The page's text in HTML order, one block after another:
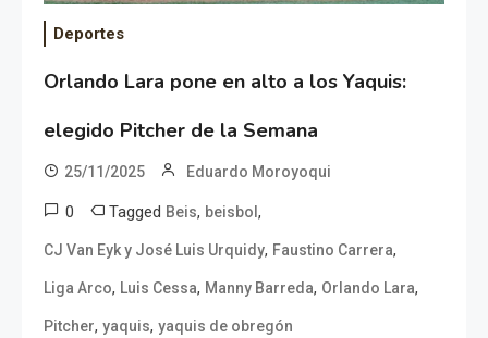
Deportes
Orlando Lara pone en alto a los Yaquis:
elegido Pitcher de la Semana
25/11/2025 Eduardo Moroyoqui
0 Tagged Beis, beisbol ,
CJ Van Eyk y José Luis Urquidy, Faustino Carrera,
Liga Arco, Luis Cessa, Manny Barreda, Orlando Lara,
Pitcher, yaquis, yaquis de obregón